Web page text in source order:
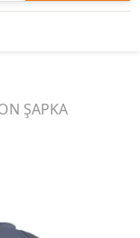
ŞAPKA